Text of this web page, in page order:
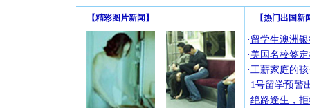
【精彩图片新闻 】 【热门出国新
· 留学生澳洲
· 美国名校签
·工薪家庭的
· 1号留学预警
·绝路逢生，